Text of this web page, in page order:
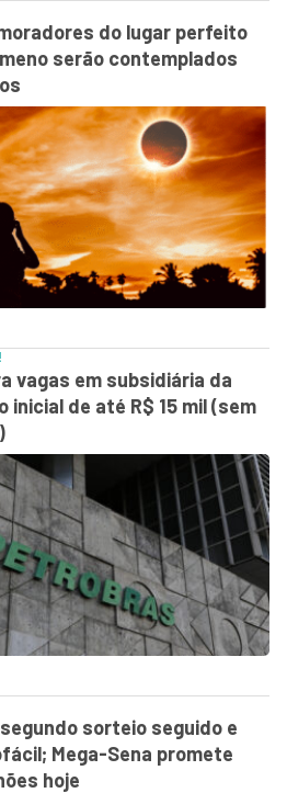
do lugar perfeito
serão contemplados
vagas em subsidiária da
de até R$ 15 mil (sem
sorteio seguido e
Mega-Sena promete
hoje